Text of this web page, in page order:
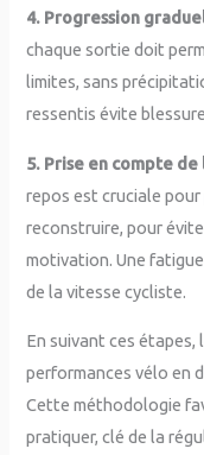
4. Progression
chaque sortie doit
limites, sans
ressentis évite
5. Prise en compte
repos est cruciale
reconstruire, pour
motivation. Une
de la vitesse cycliste.
En suivant ces
performances vélo en
Cette méthodologie
pratiquer, clé de la